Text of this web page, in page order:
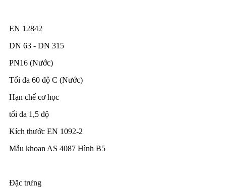
EN 12842
DN 63 - DN 315
PN16 (Nước)
Tối đa 60 độ C (Nước)
Hạn chế cơ học
tối đa 1,5 độ
Kích thước EN 1092-2
Mẫu khoan AS 4087 Hình B5
Đặc trưng